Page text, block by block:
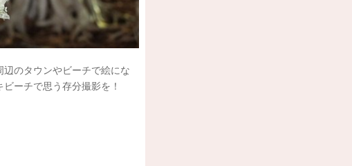
のタウンやビーチで絵にな
ーチで思う存分撮影を！